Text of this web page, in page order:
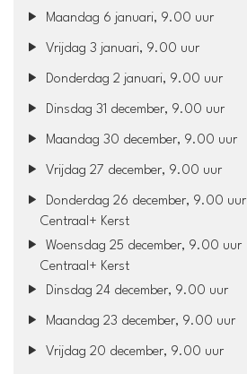
Maandag 6 januari, 9.00 uur
Vrijdag 3 januari, 9.00 uur
Donderdag 2 januari, 9.00 uur
Dinsdag 31 december, 9.00 uur
Maandag 30 december, 9.00 uur
Vrijdag 27 december, 9.00 uur
Donderdag 26 december, 9.00 uur
Centraal+ Kerst
Woensdag 25 december, 9.00 uur
Centraal+ Kerst
Dinsdag 24 december, 9.00 uur
Maandag 23 december, 9.00 uur
Vrijdag 20 december, 9.00 uur